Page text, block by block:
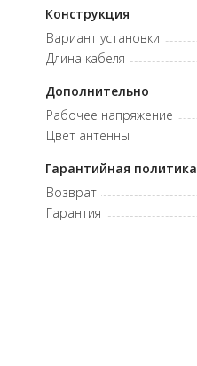
Конструкция
Вариант установки
Длина кабеля
Дополнительно
Рабочее напряжение
Цвет антенны
Гарантийная политика
Возврат
Гарантия